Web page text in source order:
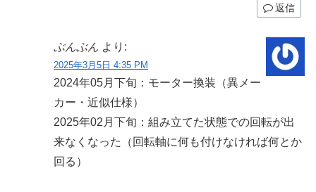
返信
ぶんぶん より:
2025年3月5日 4:35 PM
2024年05月下旬：モーター換装（異メー
カー・近似仕様）
2025年02月下旬：組み立てた状態での回転が出
来なくなった（回転軸に何も付けなければ何とか
回る）